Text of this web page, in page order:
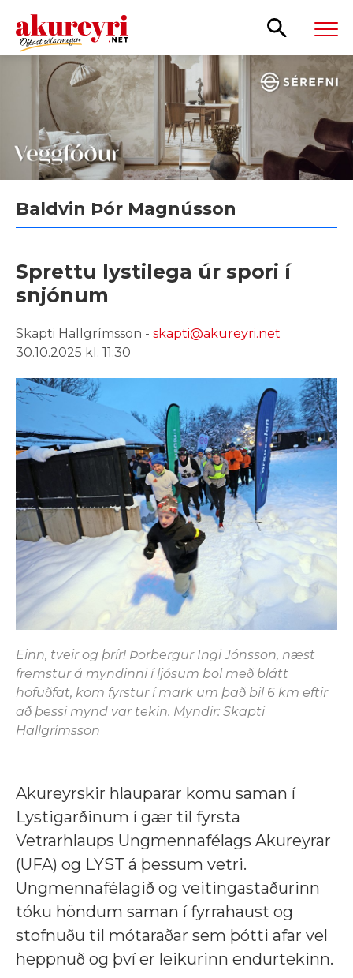
Leita
Baldvin Þór Magnússon
Sprettu lystilega úr spori í
snjónum
Skapti Hallgrímsson - skapti@akureyri.net
30.10.2025 kl. 11:30
Einn, tveir og þrír! Þorbergur Ingi Jónsson, næst
fremstur á myndinni í ljósum bol með blátt
höfuðfat, kom fyrstur í mark um það bil 6 km eftir
að þessi mynd var tekin. Myndir: Skapti
Hallgrímsson
Akureyrskir hlauparar komu saman í
Lystigarðinum í gær til fyrsta
Vetrarhlaups Ungmennafélags Akureyrar
(UFA) og LYST á þessum vetri.
Ungmennafélagið og veitingastaðurinn
tóku höndum saman í fyrrahaust og
stofnuðu til mótaraðar sem þótti afar vel
heppnuð og því er leikurinn endurtekinn.